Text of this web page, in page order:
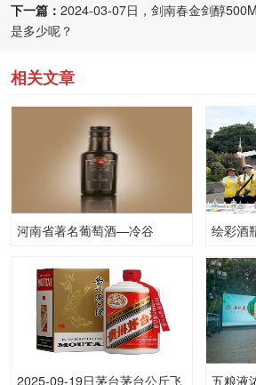
下一篇： 2024-03-07日，剑南春金剑醇
是多少呢？
相关文章
河南省著名葡萄酒—冷谷
绘彩酒
生活
2025-09-19日茅台茅台公斤飞 五粮液